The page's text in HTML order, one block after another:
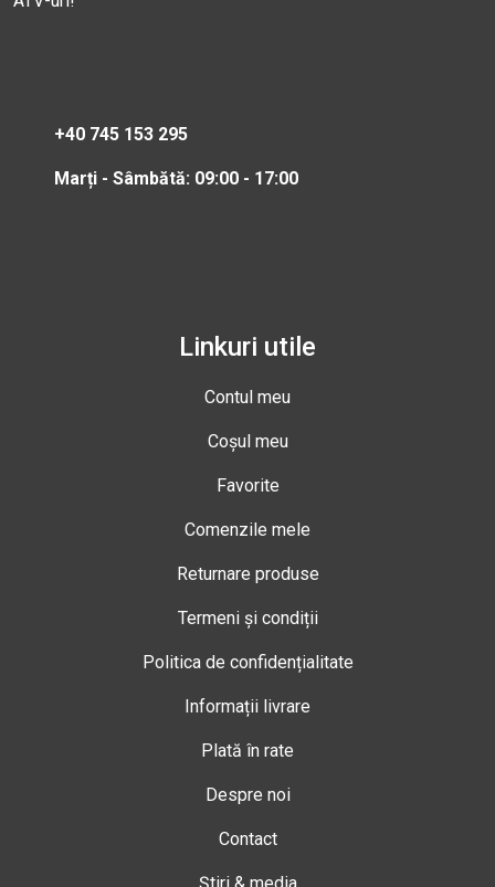
+40 745 153 295
Marți - Sâmbătă: 09:00 - 17:00
Linkuri utile
Contul meu
Coșul meu
Favorite
Comenzile mele
Returnare produse
Termeni și condiții
Politica de confidențialitate
Informații livrare
Plată în rate
Despre noi
Contact